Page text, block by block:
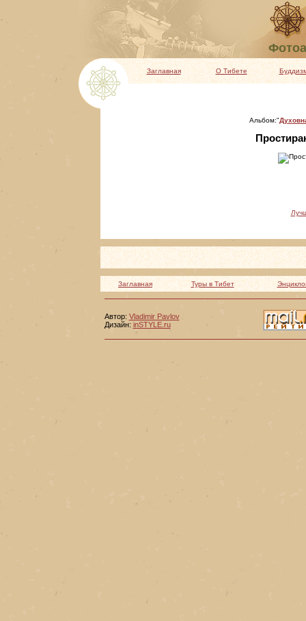
Заглавная О Тибете
Альбом:"
Заглавная Туры в Тибет
Автор: Vladimir Pavlov
Дизайн: inSTYLE.ru